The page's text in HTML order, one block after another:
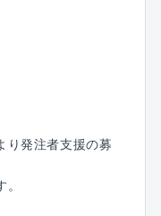
な独身社員寮を
ており、Wi-Fiも
飲みに行くな
宿のような雰囲
り発注者支援の募